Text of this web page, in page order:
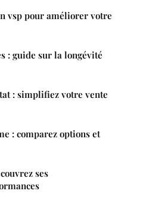
vsp pour améliorer votre
: guide sur la longévité
: simplifiez votre vente
: comparez options et
ses